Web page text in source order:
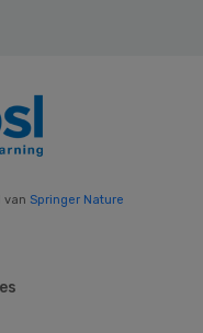
van Springer Nature